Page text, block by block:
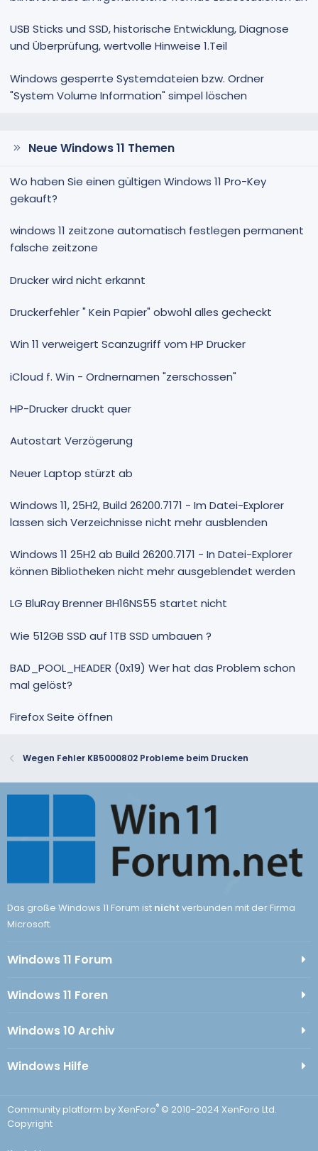
USB Sticks und SSD, historische Entwicklung, Diagnose
und Überprüfung, wertvolle Hinweise 1.Teil
Windows gesperrte Systemdateien bzw. Ordner
"System Volume Information" simpel löschen
Neue Windows 11 Themen
Wo haben Sie einen gültigen Windows 11 Pro-Key
gekauft?
windows 11 zeitzone automatisch festlegen permanent
falsche zeitzone
Drucker wird nicht erkannt
Druckerfehler " Kein Papier" obwohl alles gecheckt
Win 11 verweigert Scanzugriff vom HP Drucker
iCloud f. Win - Ordnernamen "zerschossen"
HP-Drucker druckt quer
Autostart Verzögerung
Neuer Laptop stürzt ab
Windows 11, 25H2, Build 26200.7171 - Im Datei-Explorer
lassen sich Verzeichnisse nicht mehr ausblenden
Windows 11 25H2 ab Build 26200.7171 - In Datei-Explorer
können Bibliotheken nicht mehr ausgeblendet werden
LG BluRay Brenner BH16NS55 startet nicht
Wie 512GB SSD auf 1TB SSD umbauen ?
BAD_POOL_HEADER (0x19) Wer hat das Problem schon
mal gelöst?
Firefox Seite öffnen
Wegen Fehler KB5000802 Probleme beim Drucken
Das große Windows 11 Forum ist nicht verbunden mit der Firma
Microsoft.
Windows 11 Forum
Windows 11 Foren
Windows 10 Archiv
Windows Hilfe
Community platform by XenForo® © 2010-2024 XenForo Ltd.
Copyright